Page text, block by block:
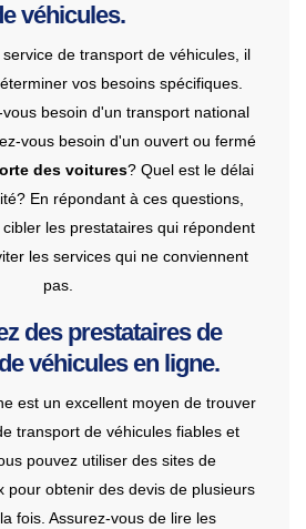
véhicules.
de transport de véhicules, il
vos besoins spécifiques.
besoin d'un transport national
vous besoin d'un ouvert ou fermé
des voitures? Quel est le délai
En répondant à ces questions,
les prestataires qui répondent
les services qui ne conviennent
pas.
des prestataires de
véhicules en ligne.
est un excellent moyen de trouver
transport de véhicules fiables et
pouvez utiliser des sites de
pour obtenir des devis de plusieurs
fois. Assurez-vous de lire les